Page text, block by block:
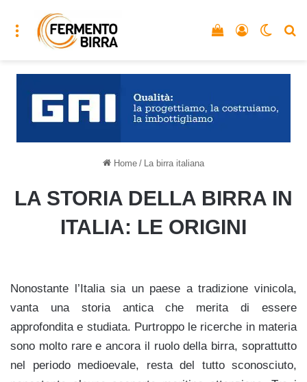
Menu Accedi
Vedi il carrello
Home / La birra italiana
LA STORIA DELLA BIRRA IN
ITALIA: LE ORIGINI
Nonostante l’Italia sia un paese a tradizione vinicola,
vanta una storia antica che merita di essere
approfondita e studiata. Purtroppo le ricerche in materia
sono molto rare e ancora il ruolo della birra, soprattutto
nel periodo medioevale, resta del tutto sconosciuto,